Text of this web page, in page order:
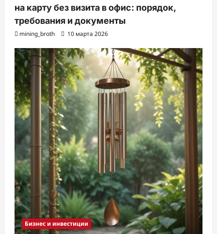
на карту без визита в офис: порядок,
требования и документы
mining_broth 10 марта 2026
Бизнес и инвестиции